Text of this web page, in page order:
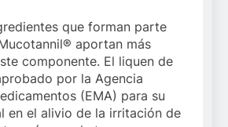
que forman parte
aportan más
componente. El liquen de
por la Agencia
(EMA) para su
en el alivio de la irritación de